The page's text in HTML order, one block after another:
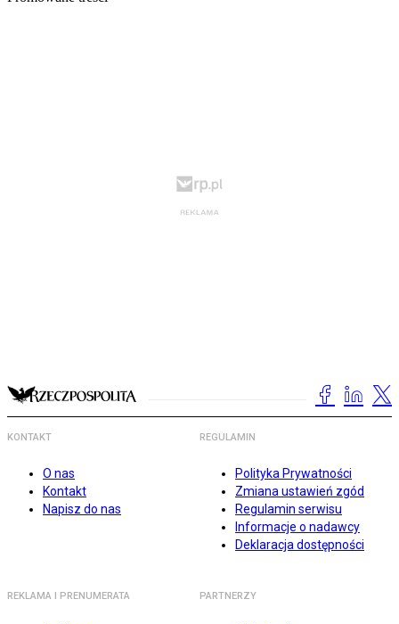
KONTAKT
O nas
Kontakt
Napisz do nas
REGULAMIN
Polityka Prywatności
Zmiana ustawień zgód
Regulamin serwisu
Informacje o nadawcy
Deklaracja dostępności
REKLAMA I PRENUMERATA PARTNERZY